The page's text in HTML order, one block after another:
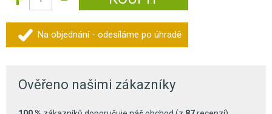
Na objednání - odesíláme po úhradě
Ověřeno našimi zákazníky